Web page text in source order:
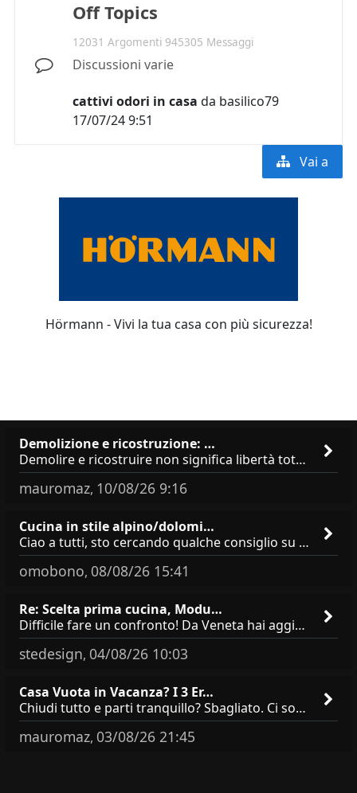
Off Topics
12031 Argomenti 945305 Messaggi
Discussioni varie
cattivi odori in casa da basilico79
17/07/24 9:51
Vai a
Hörmann - Vivi la tua casa con più sicurezza!
Demolizione e ricostruzione: …
Demolire e ricostruire non significa libertà totale. Sagoma, altezza e aperture hanno vincoli precisi, anche se parti da
mauromaz, 10/08/26 9:16
Cucina in stile alpino/dolomi…
Ciao a tutti, sto cercando qualche consiglio su **marchi/produttori di cucine in stile alpino, montano o dolomitico**,
omobono, 08/08/26 15:41
Re: Scelta prima cucina, Modu…
Difficile fare un confronto! Da Veneta hai aggiunto i pensili a tutta altezza e una colonna dispensa da 30, che da soli
stedesign, 04/08/26 10:03
Casa Vuota in Vacanza? I 3 Er…
Chiudi tutto e parti tranquillo? Sbagliato. Ci sono 3 comportamenti che dicono ai ladri &quot;sono via per due settimane
mauromaz, 03/08/26 21:45